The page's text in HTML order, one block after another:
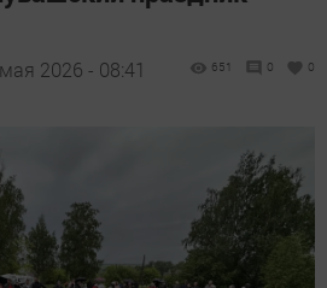
2026 - 08:41 651 0 0